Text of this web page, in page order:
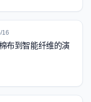
16
布到智能纤维的演